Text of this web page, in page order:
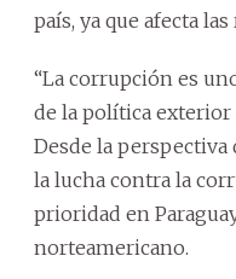
país, ya que afecta
“La corrupción es
de la política exterior
Desde la perspectiva
la lucha contra la
prioridad en
norteamericano.